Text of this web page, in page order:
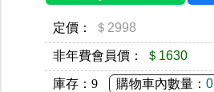
定價： ＄2998
非年費會員價： ＄1630
庫存： 9 購物車內數量： 0